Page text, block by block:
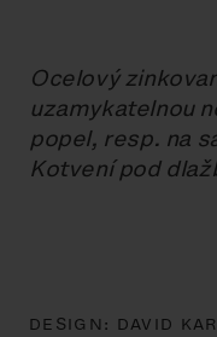
Ocelový
uzamykatelnou
popel, resp. na
Kotvení pod
DESIGN: DAVID